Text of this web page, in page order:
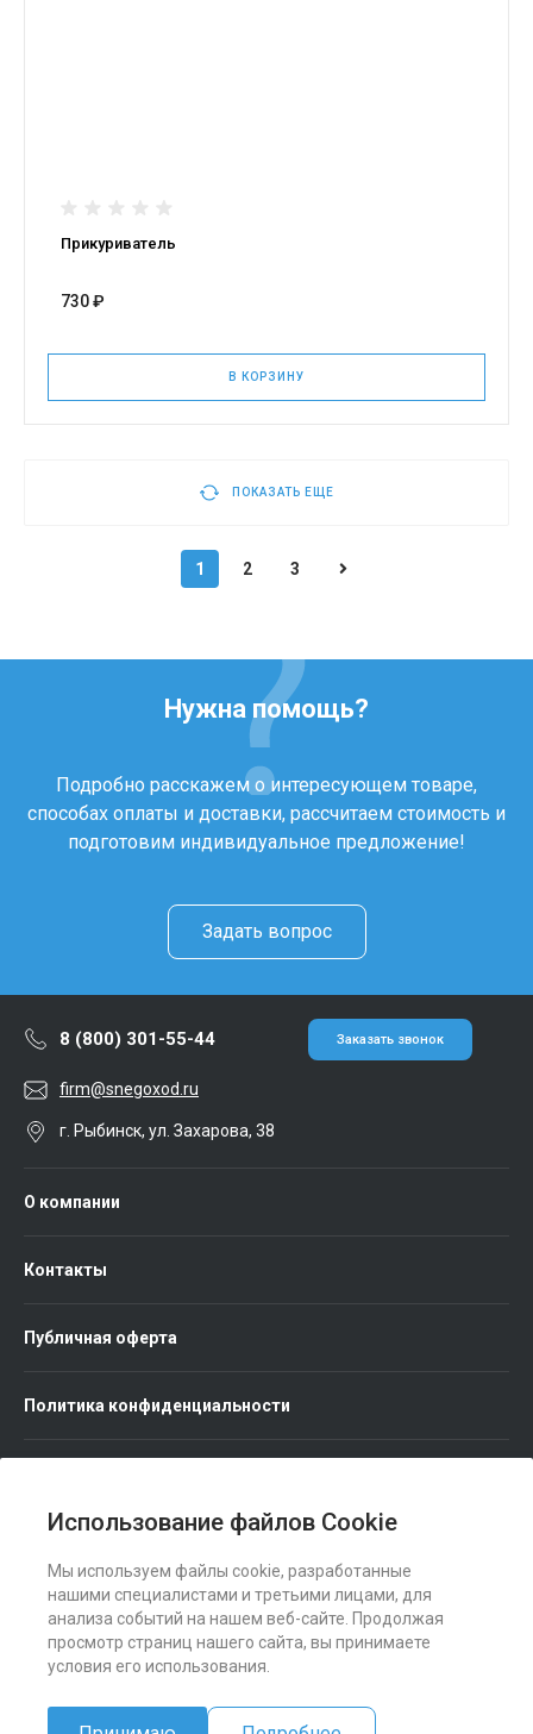
Использование файлов Cookie
Мы используем файлы cookie, разработанные
нашими специалистами и третьими лицами, для
анализа событий на нашем веб-сайте. Продолжая
просмотр страниц нашего сайта, вы принимаете
условия его использования.
Прикуриватель
730 ₽
В КОРЗИНУ
ПОКАЗАТЬ ЕЩЕ
1 2 3
Нужна помощь?
Подробно расскажем о интересующем товаре,
способах оплаты и доставки, рассчитаем стоимость и
подготовим индивидуальное предложение!
Задать вопрос
8 (800) 301-55-44 Заказать звонок
firm@snegoxod.ru
г. Рыбинск, ул. Захарова, 38
О компании
Контакты
Публичная оферта
Политика конфиденциальности
Мы в соц. сетях